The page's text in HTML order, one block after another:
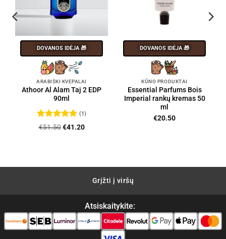
DOVANOS IDĖJA 🎁
ARABIŠKI KVEPALAI
Athoor Al Alam Taj 2 EDP
90ml
Įvertinimas:
(1)
€51.50 Original
€41.20Current
DOVANOS IDĖJA 🎁
KŪNO PRODUKTAI
Essential Parfums Bois
Imperial rankų kremas 50
ml
€20.50
Grįžti į viršų
Atsiskaitykite: